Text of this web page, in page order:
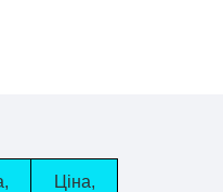
Ціна,